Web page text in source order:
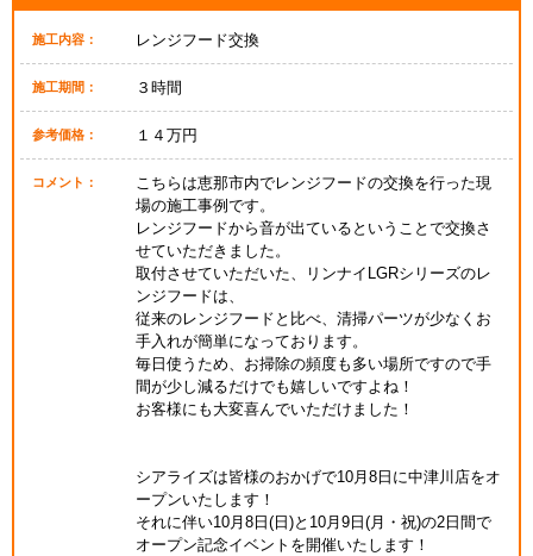
施工内容： レンジフード交換
施工期間： ３時間
参考価格： １４万円
コメント：
こちらは恵那市内でレンジフードの交換を行った現
場の施工事例です。
レンジフードから音が出ているということで交換さ
せていただきました。
取付させていただいた、リンナイLGRシリーズのレ
ンジフードは、
従来のレンジフードと比べ、清掃パーツが少なくお
手入れが簡単になっております。
毎日使うため、お掃除の頻度も多い場所ですので手
間が少し減るだけでも嬉しいですよね！
お客様にも大変喜んでいただけました！
シアライズは皆様のおかげで10月8日に中津川店をオ
ープンいたします！
それに伴い10月8日(日)と10月9日(月・祝)の2日間で
オープン記念イベントを開催いたします！